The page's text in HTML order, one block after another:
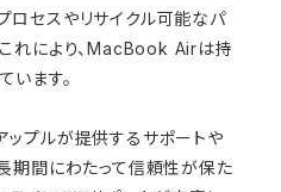
ロセスやリサイクル可能なパ
れにより、MacBook Airは持
います。
プルが提供するサポートや
期間にわたって信頼性が保た